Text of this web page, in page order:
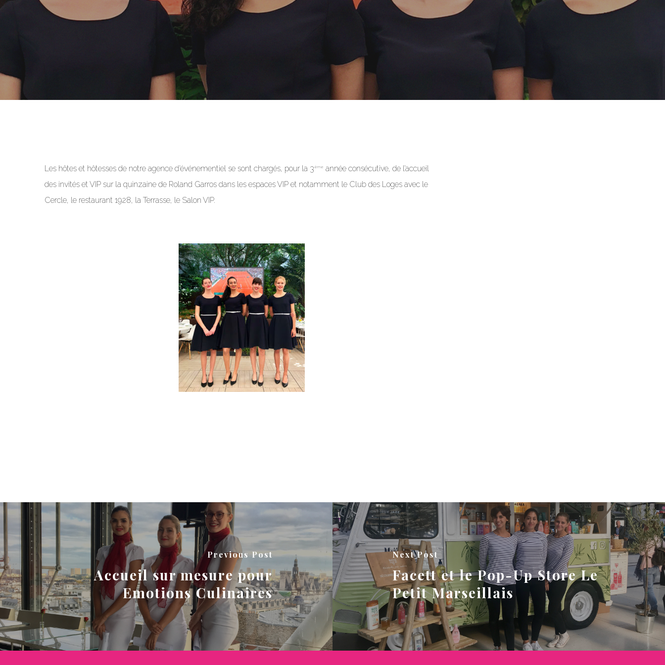
Les hôtes et hôtesses de notre agence d’événementiel se sont chargés, pour la 3 ème année consécutive, de l’accueil
des invités et VIP sur la quinzaine de Roland Garros dans les espaces VIP et notamment le Club des Loges avec le
Cercle, le restaurant 1928, la Terrasse, le Salon VIP.
Previous Post
Accueil sur mesure pour
Emotions Culinaires
Next Post
Facett et le Pop-Up Store Le
Petit Marseillais